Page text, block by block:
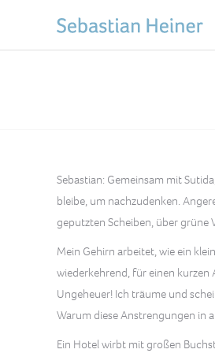
Sebastian: Gemeinsam mit
bleibe, um nachzudenken.
geputzten Scheiben, über grüne
Mein Gehirn arbeitet, wie ein
wiederkehrend, für einen
Ungeheuer! Ich träume und
Warum diese Anstrengungen in
Ein Hotel wirbt mit großen